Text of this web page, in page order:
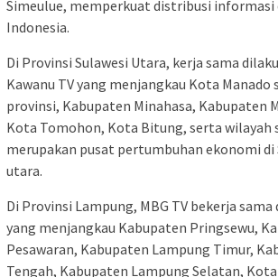
Simeulue, memperkuat distribusi informasi
Indonesia.
Di Provinsi Sulawesi Utara, kerja sama
Kawanu TV yang menjangkau Kota Manado
provinsi, Kabupaten Minahasa, Kabupaten
Kota Tomohon, Kota Bitung, serta wilayah
merupakan pusat pertumbuhan ekonomi di
utara.
Di Provinsi Lampung, MBG TV bekerja sama
yang menjangkau Kabupaten Pringsewu,
Pesawaran, Kabupaten Lampung Timur,
Tengah, Kabupaten Lampung Selatan,